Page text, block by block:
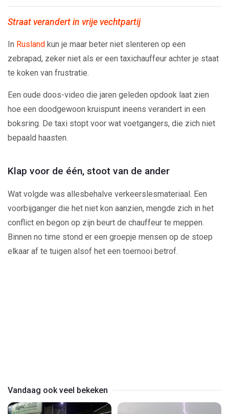
Straat verandert in vrije vechtpartij
In Rusland kun je maar beter niet slenteren op een
zebrapad, zeker niet als er een taxichauffeur achter je staat
te koken van frustratie.
Een oude doos-video die jaren geleden opdook laat zien
hoe een doodgewoon kruispunt ineens verandert in een
boksring. De taxi stopt voor wat voetgangers, die zich niet
bepaald haasten.
Klap voor de één, stoot van de ander
Wat volgde was allesbehalve verkeerslesmateriaal. Een
voorbijganger die het niet kon aanzien, mengde zich in het
conflict en begon op zijn beurt de chauffeur te meppen.
Binnen no time stond er een groepje mensen op de stoep
elkaar af te tuigen alsof het een toernooi betrof.
Vandaag ook veel bekeken